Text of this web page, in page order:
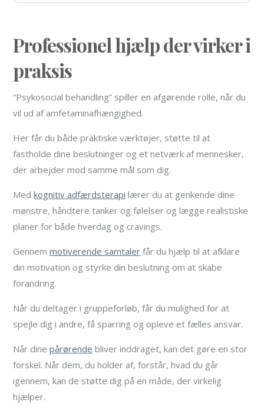
Professionel hjælp der virker i
praksis
“Psykosocial behandling” spiller en afgørende rolle, når du
vil ud af amfetaminafhængighed.
Her får du både praktiske værktøjer, støtte til at
fastholde dine beslutninger og et netværk af mennesker,
der arbejder mod samme mål som dig.
Medkognitiv adfærdsterapi lærer du at genkende dine
mønstre, håndtere tanker og følelser og lægge realistiske
planer for både hverdag og cravings.
Gennemmotiverende samtaler får du hjælp til at afklare
din motivation og styrke din beslutning om at skabe
forandring.
Når du deltager i gruppeforløb, får du mulighed for at
spejle dig i andre, få sparring og opleve et fælles ansvar.
Når dinepårørende bliver inddraget, kan det gøre en stor
forskel. Når dem, du holder af, forstår, hvad du går
igennem, kan de støtte dig på en måde, der virkelig
hjælper.